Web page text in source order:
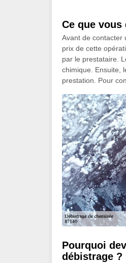
Ce que
Avant de contacter
prix de cette
par le prestataire.
chimique. Ensuite,
prestation. Pour
Pourquoi
débistrage ?